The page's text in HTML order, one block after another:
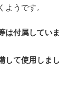
ようです。
は付属していま
して使用しまし